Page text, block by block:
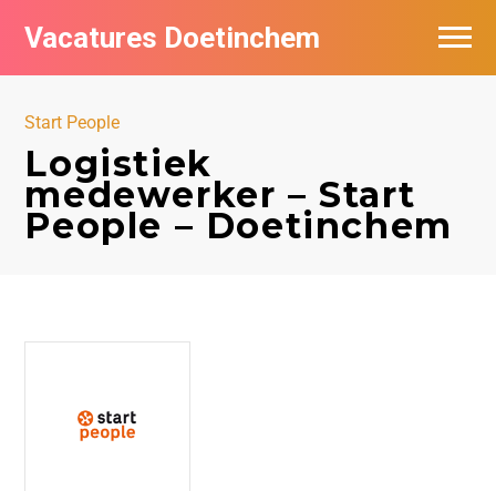
Vacatures Doetinchem
Start People
Logistiek
medewerker – Start
People – Doetinchem
Vacatures per bedrijf
De populairste vacatures in Doetinchem
Nieuwsbrief feed